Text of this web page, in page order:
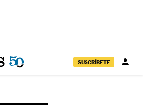
SUSCRÍBETE